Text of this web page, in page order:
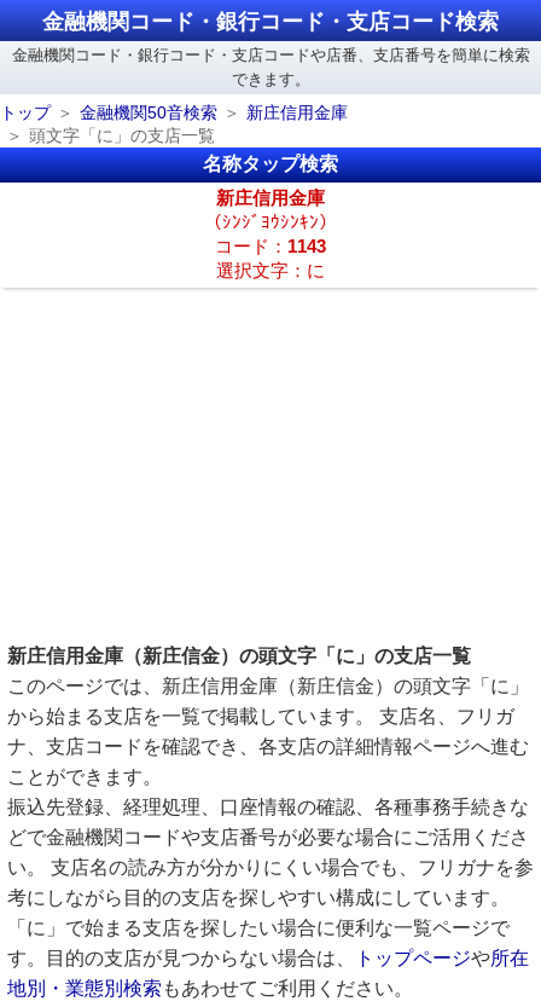
金融機関コード・銀行コード・支店コード検索
金融機関コード・銀行コード・支店コードや店番、支店番号を簡単に検索
できます。
トップ
金融機関50音検索
新庄信用金庫
頭文字「に」の支店一覧
名称タップ検索
新庄信用金庫
（ｼﾝｼﾞﾖｳｼﾝｷﾝ）
コード： 1143
選択文字：に
新庄信用金庫（新庄信金）の頭文字「に」の支店一覧
このページでは、新庄信用金庫（新庄信金）の頭文字「に」
から始まる支店を一覧で掲載しています。 支店名、フリガ
ナ、支店コードを確認でき、各支店の詳細情報ページへ進む
ことができます。
振込先登録、経理処理、口座情報の確認、各種事務手続きな
どで金融機関コードや支店番号が必要な場合にご活用くださ
い。 支店名の読み方が分かりにくい場合でも、フリガナを参
考にしながら目的の支店を探しやすい構成にしています。
「に」で始まる支店を探したい場合に便利な一覧ページで
す。目的の支店が見つからない場合は、
トップページや所在
地別・業態別検索 もあわせてご利用ください。